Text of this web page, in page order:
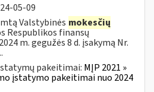
05-09
Valstybinės mokesčių
Respublikos finansų
m. gegužės 8 d. įsakymą Nr.
pakeitimai: MĮP 2021 »
įstatymo pakeitimai nuo 2024